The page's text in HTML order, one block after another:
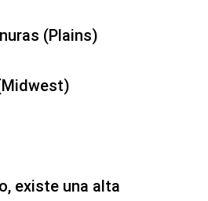
(Plains)
existe una alta